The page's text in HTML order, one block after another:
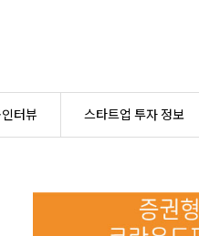
터뷰 스타트업 투자 정보